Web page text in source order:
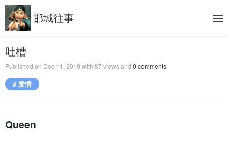
邯城往事
吐槽
Published on Dec 11, 2019 with 87 views and 0 comments
# 爱情
Queen